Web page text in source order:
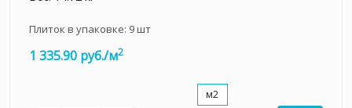
Плиток в упаковке: 9шт
1 335.90 руб./м2
м2